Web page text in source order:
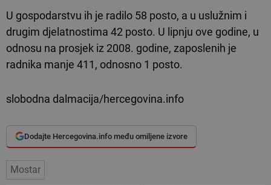
U gospodarstvu ih je radilo 58 posto, a u uslužnim i
drugim djelatnostima 42 posto. U lipnju ove godine, u
odnosu na prosjek iz 2008. godine, zaposlenih je
radnika manje 411, odnosno 1 posto.
slobodna dalmacija/hercegovina.info
Dodajte Hercegovina.info među omiljene izvore
Mostar